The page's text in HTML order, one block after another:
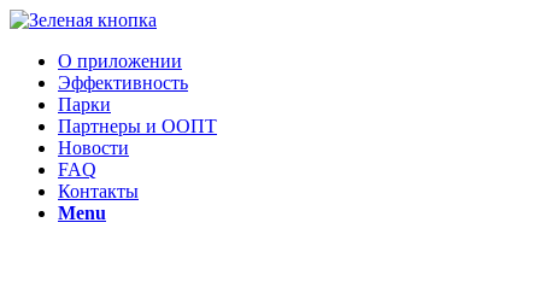
О приложении
Эффективность
Парки
Партнеры и ООПТ
Новости
FAQ
Контакты
Menu